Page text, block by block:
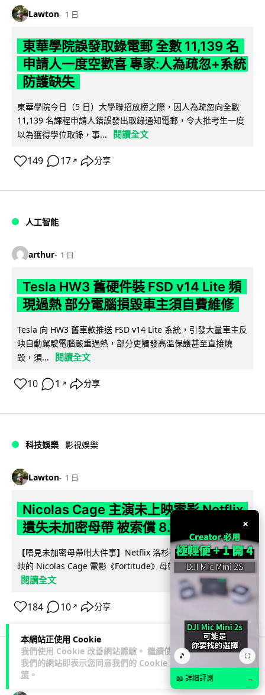
本網站正使用 Cookie
我們使用 Cookie 改善網站體驗。 繼續使用
我們的網站即表示您同意我們的 Cookie 政
策 。
Lawton 1 日
東華學院誤發取錄電郵 全數 11,139 名
申請人一度空歡喜 專家:人為疏忽+系統
防護缺失
東華學院今日（5 日）大學聯招放榜之際，因人為疏忽向全數
11,139 名課程申請人錯誤發出取錄通知電郵，令大批考生一度
以為獲得學位取錄，事...
閱讀全文
149 17 ↗ 分享
人工智能
arthur 1 日
Tesla HW3 舊硬件裝 FSD v14 Lite 頻
現過熱 部分電腦損毀車主須自費維修
Tesla 向 HW3 舊車款推送 FSD v14 Lite 系統，引發大量車主反
映自動駕駛電腦嚴重過熱，部分更觸發高溫保護甚至直接燒
毀，須...
閱讀全文
10 1 ↗ 分享
科技娛樂 影視娛樂
Lawton 1 日
Nicolas Cage 主演未上映電影 Netflix
遺失未加密母帶 被索償 8.19 億港元
【唔見未加密母帶咁大件事】Netflix 洛杉磯辦公室被竊，未上
映的 Nicolas Cage 電影《Fortitude》母帶亦告失蹤。電影...
閱讀全文
184 10 ↗ 分享
人工智能
×
🎵 ⛶
📖 詳細評測 →